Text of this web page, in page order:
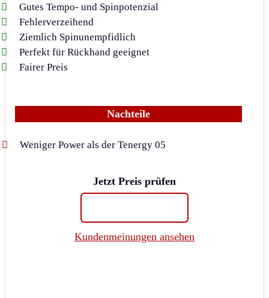
Gutes Tempo- und Spinpotenzial
Fehlerverzeihend
Ziemlich Spinunempfidlich
Perfekt für Rückhand geeignet
Fairer Preis
Nachteile
Weniger Power als der Tenergy 05
Jetzt Preis prüfen
Kundenmeinungen ansehen